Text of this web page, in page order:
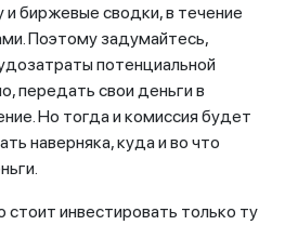
и биржевые сводки, в течение
Поэтому задумайтесь,
потенциальной
передать свои деньги в
Но тогда и комиссия будет
наверняка, куда и во что
инвестировать только ту